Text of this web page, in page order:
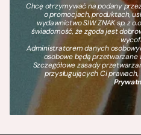
Chcę otrzymywać na podany
o promocjach, produktach,
wydawnictwo SIW ZNAK sp. z
świadomość, że zgoda jest
Administratorem danych
osobowe będą
Szczegółowe zasady
przysługujących Ci